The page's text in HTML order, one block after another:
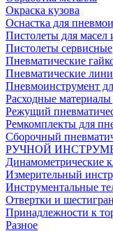
Окраска кузова
Оснастка для
Пистолеты для масел
Пистолеты сервисные
Пневматические
Пневматические
Пневмоинструмент
Расходные
Режущий
Ремкомплекты для
Сборочный
РУЧНОЙ
Динамометрические
Измерительный
Инструментальные
Отвертки и
Принадлежности к
Разное